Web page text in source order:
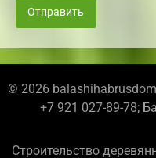
Отправить
© 2026
+7 921 027-89-78;
Строительство